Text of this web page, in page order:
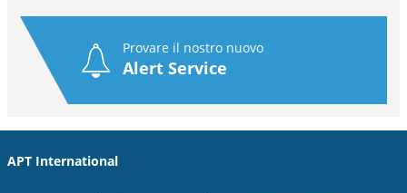
Provare il nostro nuovo
Alert Service
APT International